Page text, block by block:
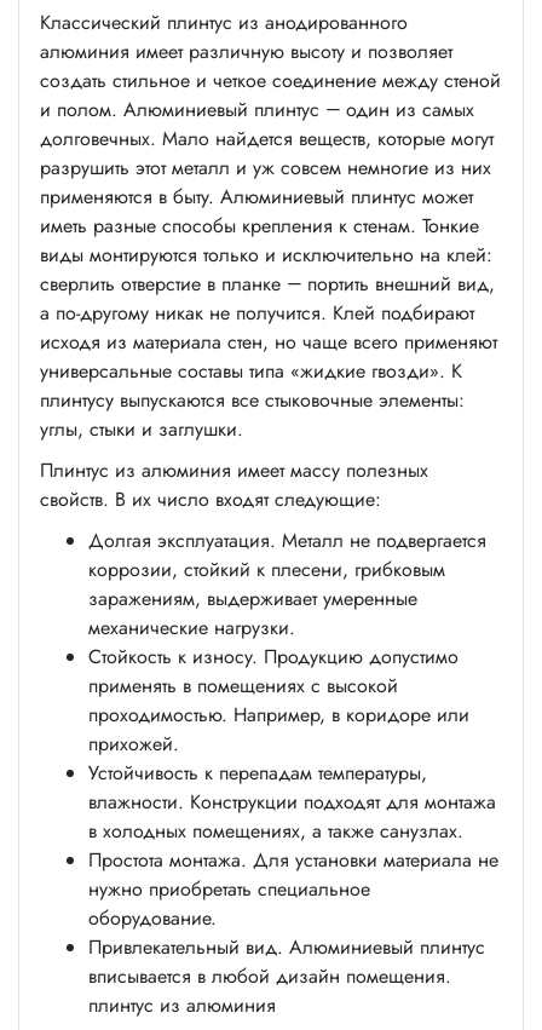
Классический плинтус из анодированного
алюминия имеет различную высоту и позволяет
создать стильное и четкое соединение между стеной
и полом. Алюминиевый плинтус — один из самых
долговечных. Мало найдется веществ, которые могут
разрушить этот металл и уж совсем немногие из них
применяются в быту. Алюминиевый плинтус может
иметь разные способы крепления к стенам. Тонкие
виды монтируются только и исключительно на клей:
сверлить отверстие в планке — портить внешний вид,
а по-другому никак не получится. Клей подбирают
исходя из материала стен, но чаще всего применяют
универсальные составы типа «жидкие гвозди». К
плинтусу выпускаются все стыковочные элементы:
углы, стыки и заглушки.
Плинтус из алюминия имеет массу полезных
свойств. В их число входят следующие:
Долгая эксплуатация. Металл не подвергается
коррозии, стойкий к плесени, грибковым
заражениям, выдерживает умеренные
механические нагрузки.
Стойкость к износу. Продукцию допустимо
применять в помещениях с высокой
проходимостью. Например, в коридоре или
прихожей.
Устойчивость к перепадам температуры,
влажности. Конструкции подходят для монтажа
в холодных помещениях, а также санузлах.
Простота монтажа. Для установки материала не
нужно приобретать специальное
оборудование.
Привлекательный вид. Алюминиевый плинтус
вписывается в любой дизайн помещения.
плинтус из алюминия